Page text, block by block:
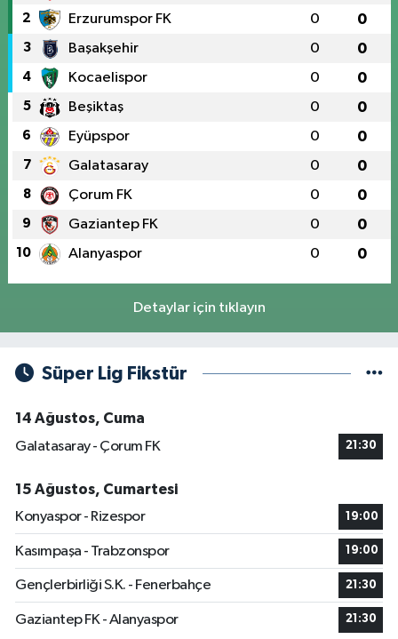
2 Erzurumspor FK 0 0
3 Başakşehir 0 0
4 Kocaelispor 0 0
5 Beşiktaş 0 0
6 Eyüpspor 0 0
7 Galatasaray 0 0
8 Çorum FK 0 0
9 Gaziantep FK 0 0
10 Alanyaspor 0 0
Detaylar için tıklayın
Süper Lig Fikstür
14 Ağustos, Cuma
Galatasaray - Çorum FK
21:30
15 Ağustos, Cumartesi
Konyaspor - Rizespor
19:00
Kasımpaşa - Trabzonspor 19:00
Gençlerbirliği S.K. - Fenerbahçe 21:30
Gaziantep FK - Alanyaspor 21:30